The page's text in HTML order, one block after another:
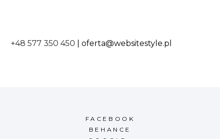
+48 577 350 450 |oferta@websitestyle.pl
FACEBOOK
BEHANCE